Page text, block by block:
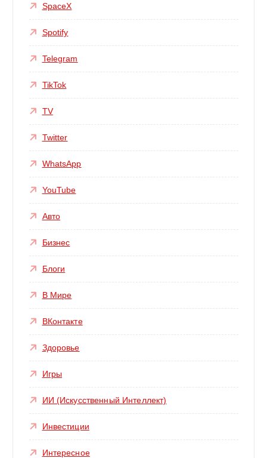
SpaceX
Spotify
Telegram
TikTok
TV
Twitter
WhatsApp
YouTube
Авто
Бизнес
Блоги
В Мире
ВКонтакте
Здоровье
Игры
ИИ (Искусственный Интеллект)
Инвестиции
Интересное